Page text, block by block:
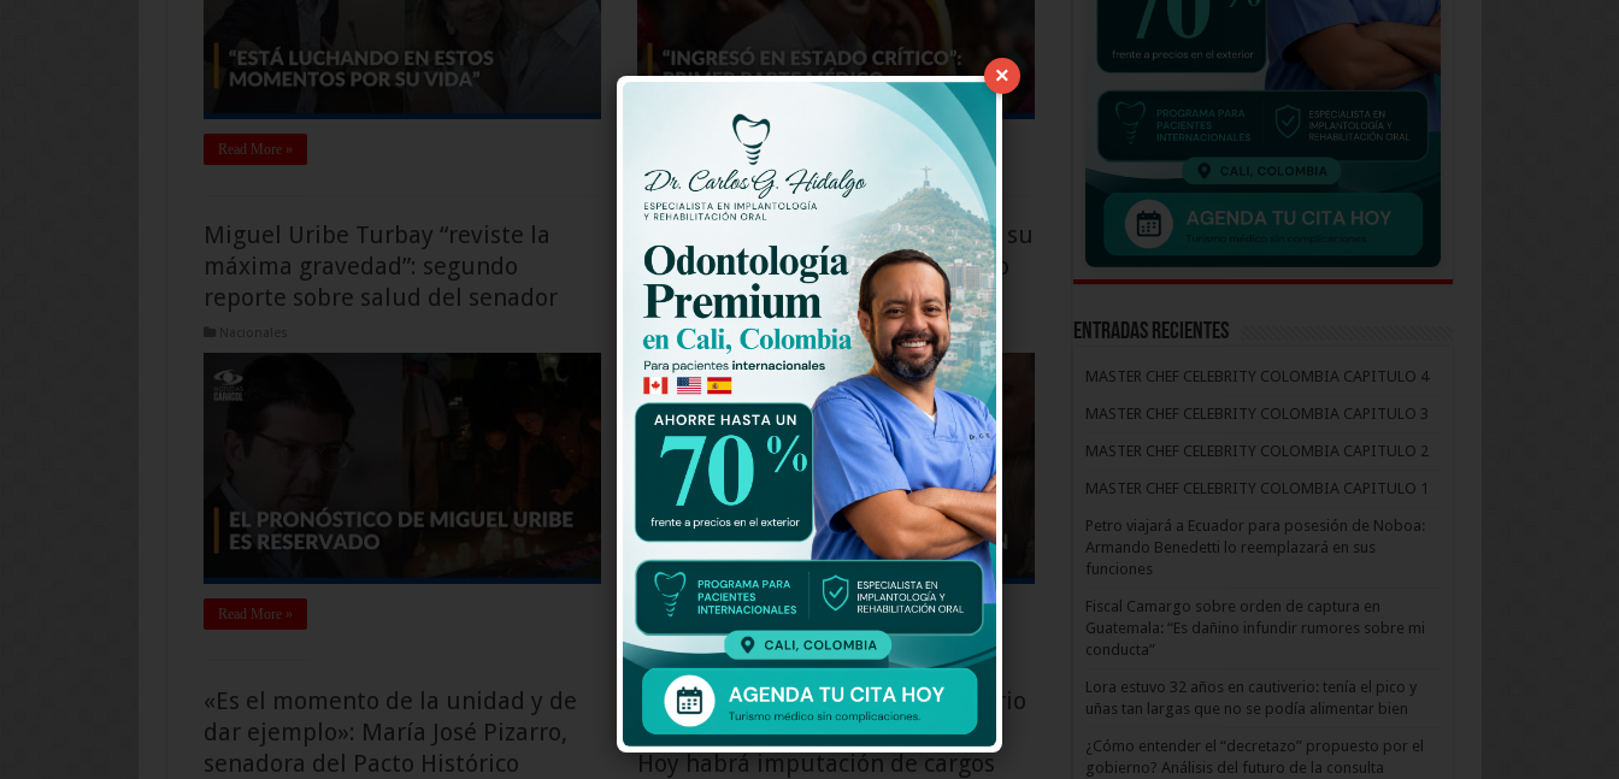
Read More »
Miguel Uribe Turbay “reviste la
máxima gravedad”: segundo
reporte sobre salud del senador
Nacionales
Read More »
Esposa de Miguel Uribe habla de su
estado de salud: «Sigue luchando
fuertemente por su vida”
Nacionales
Read More »
«Es el momento de la unidad y de
dar ejemplo»: María José Pizarro,
senadora del Pacto Histórico
¿Qué viene para el señalado sicario
que atentó contra Miguel Uribe?
Hoy habrá imputación de cargos
Entradas recientes
MASTER CHEF CELEBRITY COLOMBIA CAPITULO 4
MASTER CHEF CELEBRITY COLOMBIA CAPITULO 3
MASTER CHEF CELEBRITY COLOMBIA CAPITULO 2
MASTER CHEF CELEBRITY COLOMBIA CAPITULO 1
Petro viajará a Ecuador para posesión de Noboa:
Armando Benedetti lo reemplazará en sus
funciones
Fiscal Camargo sobre orden de captura en
Guatemala: “Es dañino infundir rumores sobre mi
conducta”
Lora estuvo 32 años en cautiverio: tenía el pico y
uñas tan largas que no se podía alimentar bien
¿Cómo entender el “decretazo” propuesto por el
gobierno? Análisis del futuro de la consulta
×